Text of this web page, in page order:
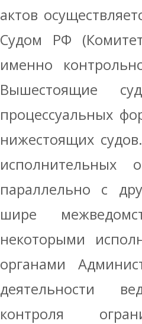
актов
Судом РФ
именно
Вышестоящие
процессуальных
нижестоящих
исполнительных
параллельно с
шире
некоторыми
органами
деятельности
контроля